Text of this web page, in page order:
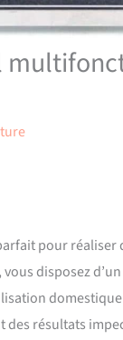
pour
disposez
résultats